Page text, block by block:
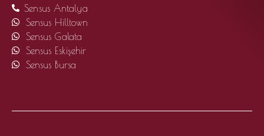
Sensus Antalya
Sensus Hilltown
Sensus Galata
Sensus Eskişehir
Sensus Bursa